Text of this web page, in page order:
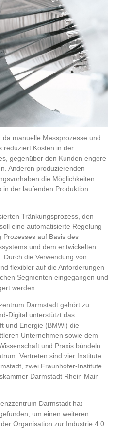
manuelle Messprozesse und
reduziert Kosten in der
gegenüber den Kunden engere
Anderen produzierenden
die Möglichkeiten
in der laufenden Produktion
Tränkungsprozess, den
eine automatisierte Regelung
Prozesses auf Basis des
und dem entwickelten
Durch die Verwendung von
flexibler auf die Anforderungen
Segmenten eingegangen und
werden.
Darmstadt gehört zu
Digital unterstützt das
und Energie (BMWi) die
Unternehmen sowie dem
und Praxis bündeln
Vertreten sind vier Institute
zwei Fraunhofer-Institute
Darmstadt Rhein Main
Darmstadt hat
um einen weiteren
Organisation zur Industrie 4.0